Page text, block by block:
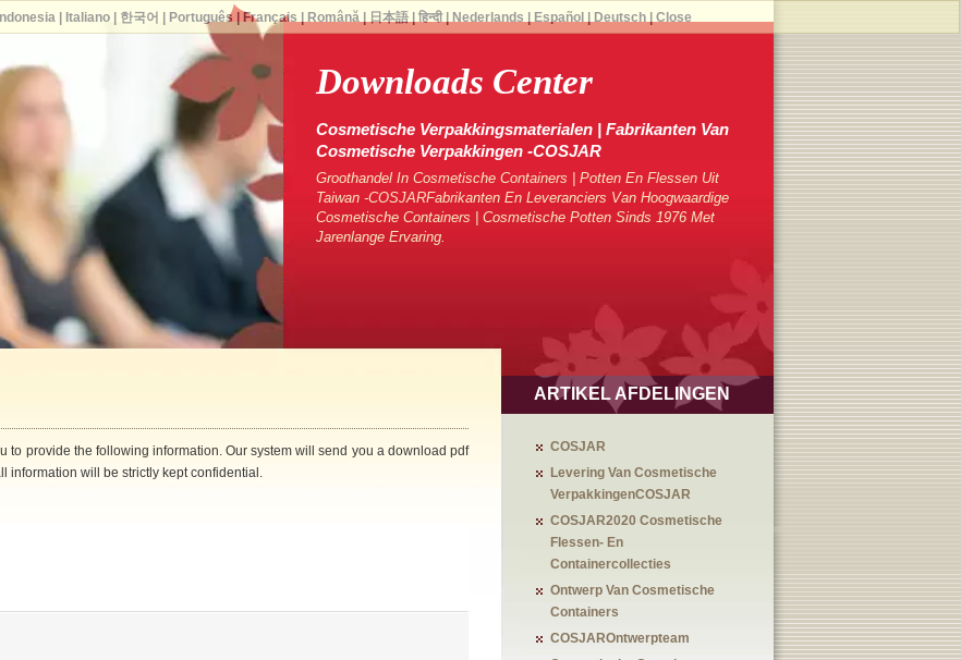
Downloads Center
Cosmetische Verpakkingsmaterialen | Fabrikanten Van
Cosmetische Verpakkingen -COSJAR
Groothandel In Cosmetische Containers | Potten En Flessen Uit
Taiwan -COSJARFabrikanten En Leveranciers Van Hoogwaardige
Cosmetische Containers | Cosmetische Potten Sinds 1976 Met
Jarenlange Ervaring.
to provide the following information. Our system will send you a download pdf
information will be strictly kept confidential.
ARTIKEL AFDELINGEN
COSJAR
Levering Van Cosmetische
VerpakkingenCOSJAR
COSJAR2020 Cosmetische
Flessen- En
Containercollecties
Ontwerp Van Cosmetische
Containers
COSJAROntwerpteam
Indonesia| Italiano| 한국어 Português Français Română| 日本語| हिन्दी| Nederlands Español Deutsch| Close